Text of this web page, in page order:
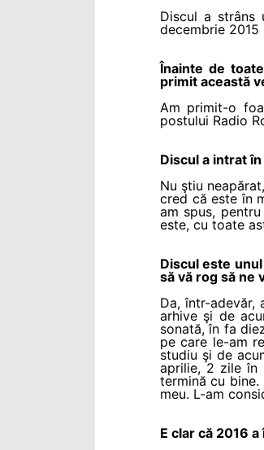
Discul a
decembrie
Înainte de
primit această
Am primit-o
postului Radio
Discul a intrat
Nu ştiu
cred că este în
am spus,
este, cu toate
Discul este
să vă rog să ne
Da, într-
arhive şi de
sonată, în fa
pe care le-am
studiu şi de
aprilie, 2 zile în
termină cu
meu. L-am
E clar că 2016